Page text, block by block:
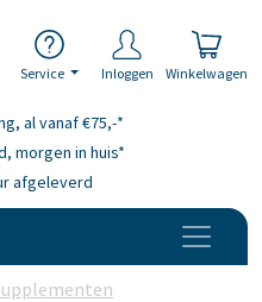
Service Inloggen Winkelwagen
al vanaf €75,-*
morgen in huis*
afgeleverd